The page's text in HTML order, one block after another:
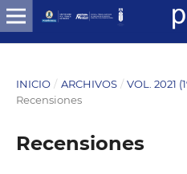
INICIO / ARCHIVOS / VOL. 2021
Recensiones
Recensiones